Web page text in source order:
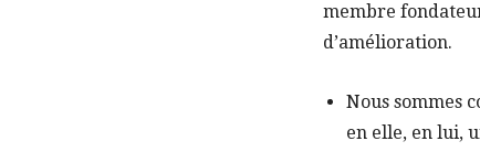
membre
d’amélioration.
Nous sommes
en elle, en lui,